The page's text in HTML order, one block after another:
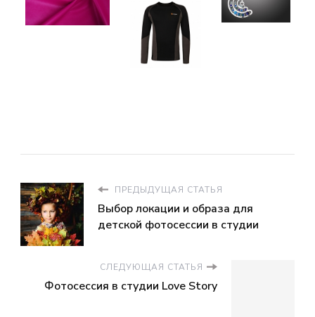
ПРЕДЫДУЩАЯ СТАТЬЯ
Выбор локации и образа для
детской фотосессии в студии
СЛЕДУЮЩАЯ СТАТЬЯ
Фотосессия в студии Love Story